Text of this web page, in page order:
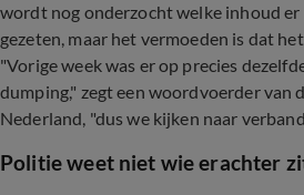
wordt nog onderzocht welke inhoud er
gezeten, maar het vermoeden is dat
"Vorige week was er op precies
dumping," zegt een woordvoerder van
Nederland, "dus we kijken naar
Politie weet niet wie erachter